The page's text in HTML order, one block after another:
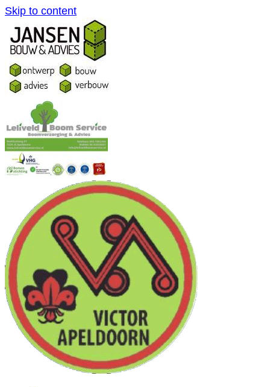
Skip to content